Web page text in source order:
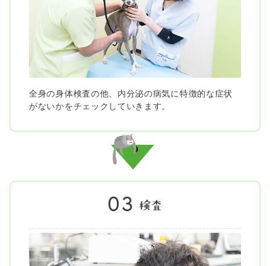
全身の身体検査の他、内分泌の病気に特徴的な症状
がないかをチェックしていきます。
03 検査